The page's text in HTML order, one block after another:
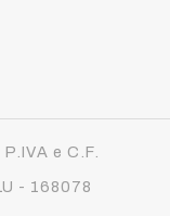
e C.F.
- 168078